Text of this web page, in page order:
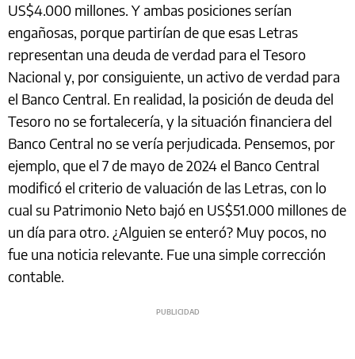
US$4.000 millones. Y ambas posiciones serían
engañosas, porque partirían de que esas Letras
representan una deuda de verdad para el Tesoro
Nacional y, por consiguiente, un activo de verdad para
el Banco Central. En realidad, la posición de deuda del
Tesoro no se fortalecería, y la situación financiera del
Banco Central no se vería perjudicada. Pensemos, por
ejemplo, que el 7 de mayo de 2024 el Banco Central
modificó el criterio de valuación de las Letras, con lo
cual su Patrimonio Neto bajó en US$51.000 millones de
un día para otro. ¿Alguien se enteró? Muy pocos, no
fue una noticia relevante. Fue una simple corrección
contable.